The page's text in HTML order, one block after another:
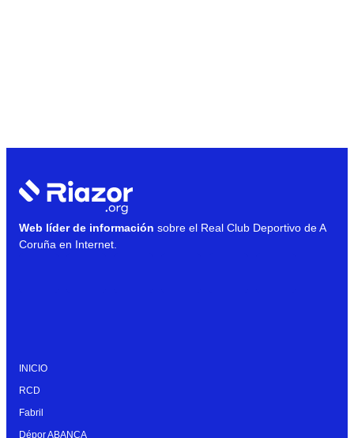
Web líder de información sobre el Real Club Deportivo de A
Coruña en Internet.
INICIO
RCD
Fabril
Dépor ABANCA